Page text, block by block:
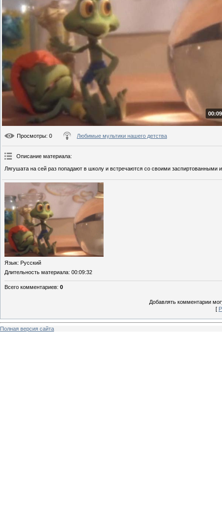
Просмотры: 0 Любимые мультики нашего детства
Описание материала:
Лягушата на сей раз попадают в школу и встречаются со своими
Язык: Русский
Длительность материала: 00:09:32
Всего комментариев: 0
Добавлять комментарии
[
Полная версия сайта